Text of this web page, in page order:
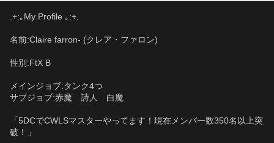
.+:｡My Profile ｡:+.
名前:Claire farron- (クレア・ファロン)
性別:FtX B
メインジョブ:タンク4つ
サブジョブ:赤魔　詩人　白魔
「5DCでCWLSマスターやってます！現在メンバー数350名以上突
破！」